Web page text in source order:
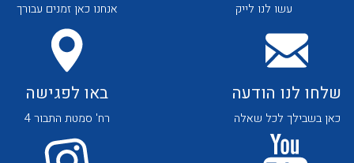
לכל מוצרי היצרן לכל מוצרי היצרן
עשו לנו לייק אנחנו כאן זמנים עבורך
שלחו לנו הודעה
כאן בשבילך לכל שאלה
באו לפגישה
רח' סמטת התבור 4